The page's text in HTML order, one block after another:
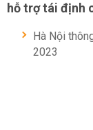
hỗ trợ tái định
Hà Nội
2023